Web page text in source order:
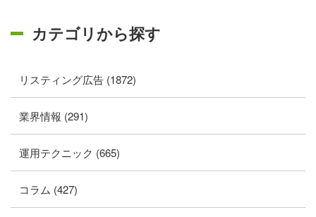
カテゴリから探す
リスティング広告 (1872)
業界情報 (291)
運用テクニック (665)
コラム (427)